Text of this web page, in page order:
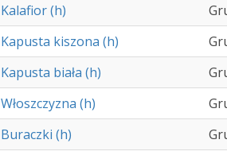
Kalafior (h)
Kapusta kiszona (h)
Kapusta biała (h)
Włoszczyzna (h)
Buraczki (h)